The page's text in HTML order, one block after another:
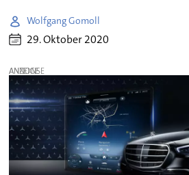
Wolfgang Gomoll
29. Oktober 2020
ANZEIGE